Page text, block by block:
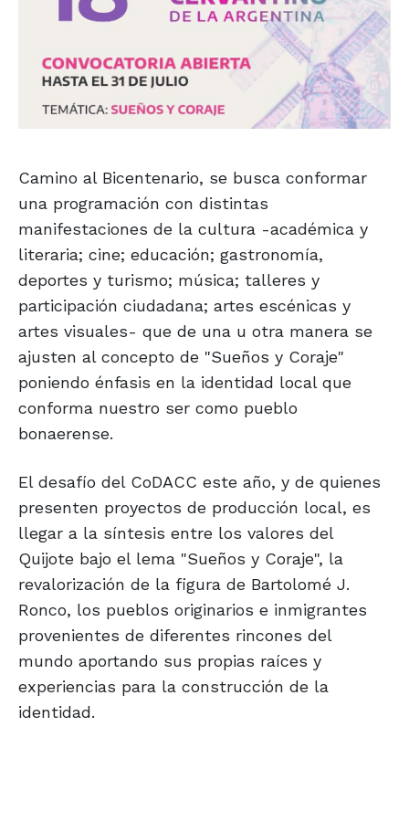
Camino al Bicentenario, se busca conformar
una programación con distintas
manifestaciones de la cultura -académica y
literaria; cine; educación; gastronomía,
deportes y turismo; música; talleres y
participación ciudadana; artes escénicas y
artes visuales- que de una u otra manera se
ajusten al concepto de "Sueños y Coraje"
poniendo énfasis en la identidad local que
conforma nuestro ser como pueblo
bonaerense.
El desafío del CoDACC este año, y de quienes
presenten proyectos de producción local, es
llegar a la síntesis entre los valores del
Quijote bajo el lema "Sueños y Coraje", la
revalorización de la figura de Bartolomé J.
Ronco, los pueblos originarios e inmigrantes
provenientes de diferentes rincones del
mundo aportando sus propias raíces y
experiencias para la construcción de la
identidad.